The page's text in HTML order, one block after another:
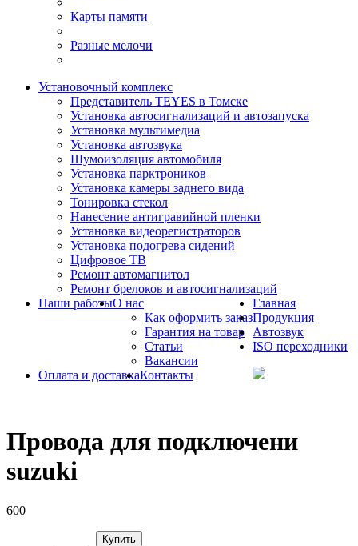
Карты памяти
Разные мелочи
Установочный комплекс
Представитель TEYES в Томске
Установка автосигнализаций и автозапуска
Установка мультимедиа
Установка автозвука
Шумоизоляция автомобиля
Установка парктроников
Установка камеры заднего вида
Тонировка стекол
Нанесение антигравийной пленки
Установка видеорегистраторов
Установка подогрева сидений
Цифровое ТВ
Ремонт автомагнитол
Ремонт брелоков и автосигнализаций
Наши работыО нас
Как оформить заказ
Гарантия на товар
Статьи
Вакансии
Оплата и доставкаКонтакты
Главная
Продукция
Автозвук
ISO переходники
Провода для подключени
suzuki
600
Купить